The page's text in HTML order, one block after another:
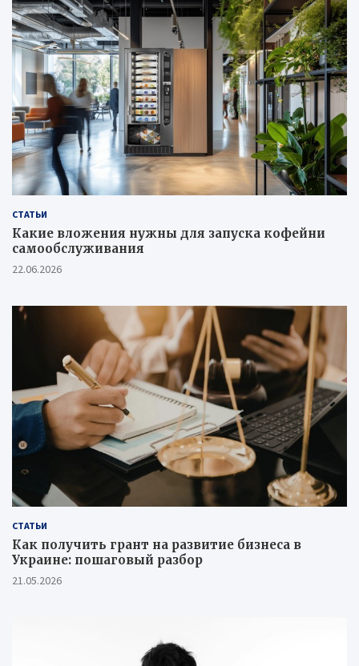
СТАТЬИ
Какие вложения нужны для запуска кофейни
самообслуживания
22.06.2026
СТАТЬИ
Как получить грант на развитие бизнеса в
Украине: пошаговый разбор
21.05.2026